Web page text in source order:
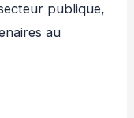
publique,
au